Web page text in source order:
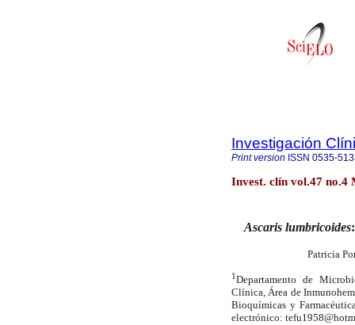
Investigación
Print version ISSN 0535-
Invest. clín vol.47 no.4
Ascaris lumbricoides
Patricia
1Departamento de
Clínica, Área de
Bioquímicas y
electrónico: